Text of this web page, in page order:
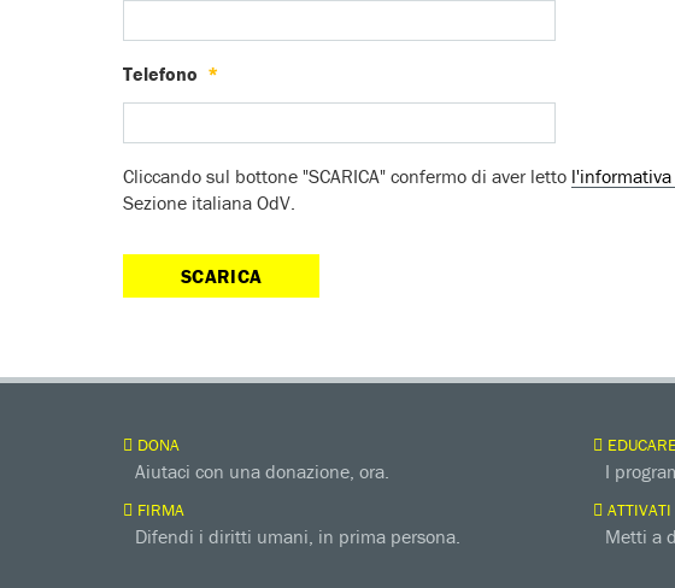
Telefono *
Cliccando sul bottone "SCARICA" confermo di aver letto l'informativa
Sezione italiana OdV.
DONA
Aiutaci con una donazione, ora.
FIRMA
Difendi i diritti umani, in prima persona.
I
ATTIVATI
Metti a